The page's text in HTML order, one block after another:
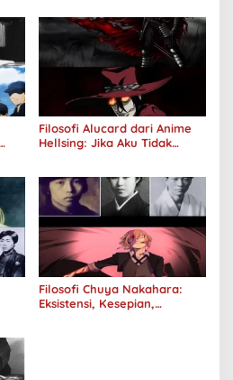
Filosofi Alucard dari Anime
Hellsing: Jika Aku Tidak
Filosofi Chuya Nakahara:
Eksistensi, Kesepian,